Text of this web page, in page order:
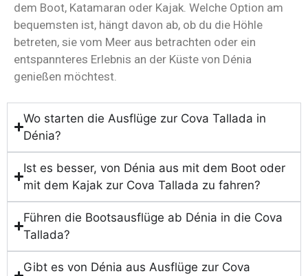
dem Boot, Katamaran oder Kajak. Welche Option am
bequemsten ist, hängt davon ab, ob du die Höhle
betreten, sie vom Meer aus betrachten oder ein
entspannteres Erlebnis an der Küste von Dénia
genießen möchtest.
Wo starten die Ausflüge zur Cova Tallada in
Dénia?
Ist es besser, von Dénia aus mit dem Boot oder
mit dem Kajak zur Cova Tallada zu fahren?
Führen die Bootsausflüge ab Dénia in die Cova
Tallada?
Gibt es von Dénia aus Ausflüge zur Cova